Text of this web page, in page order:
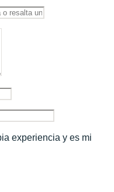
experiencia y es mi